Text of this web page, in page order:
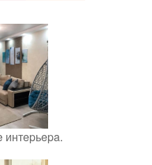
интepьepa.